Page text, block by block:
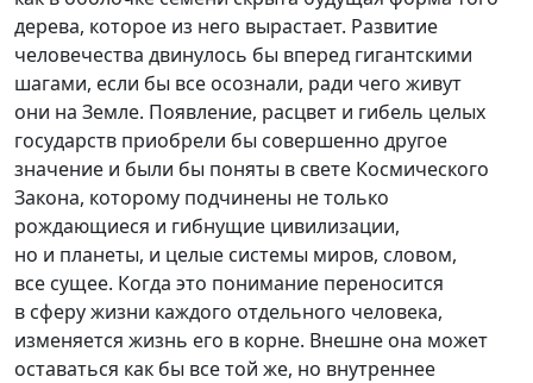
дерева, которое из него вырастает. Развитие
человечества двинулось бы вперед гигантскими
шагами, если бы все осознали, ради чего живут
они на Земле. Появление, расцвет и гибель целых
государств приобрели бы совершенно другое
значение и были бы поняты в свете Космического
Закона, которому подчинены не только
рождающиеся и гибнущие цивилизации,
но и планеты, и целые системы миров, словом,
все сущее. Когда это понимание переносится
в сферу жизни каждого отдельного человека,
изменяется жизнь его в корне. Внешне она может
оставаться как бы все той же, но внутреннее